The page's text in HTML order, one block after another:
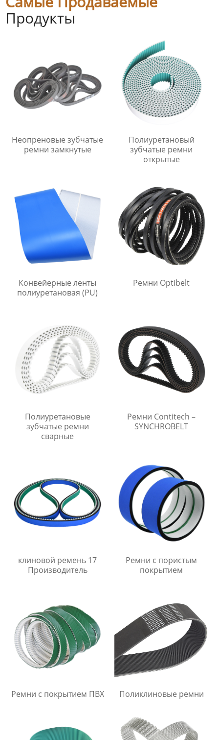
Продукты
Неопреновые зубчатые
ремни замкнутые
Полиуретановый
зубчатые ремни
открытые
Конвейерные ленты
полиуретановая (PU)
Ремни Optibelt
Полиуретановые
зубчатые ремни
сварные
Ремни Contitech –
SYNCHROBELT
клиновой ремень 17
Производитель
Ремни с пористым
покрытием
Ремни с покрытием ПВХ Поликлиновые ремни